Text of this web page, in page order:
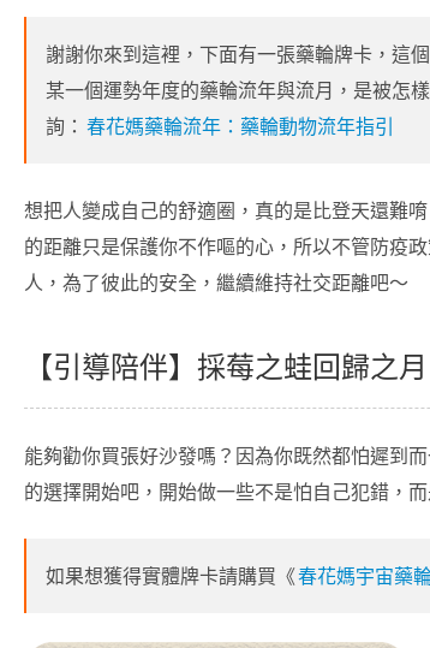
謝謝你來到這裡，下面有一張藥輪牌卡，這
某一個運勢年度的藥輪流年與流月，是被怎
詢： 春花媽藥輪流年：藥輪動物流年指引
想把人變成自己的舒適圈，真的是比登天還難
的距離只是保護你不作嘔的心，所以不管防疫
人，為了彼此的安全，繼續維持社交距離吧～
【引導陪伴】採莓之蛙回歸之月
能夠勸你買張好沙發嗎？因為你既然都怕遲到
的選擇開始吧，開始做一些不是怕自己犯錯，
如果想獲得實體牌卡請購買《春花媽宇宙藥